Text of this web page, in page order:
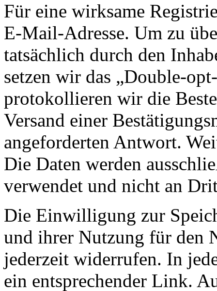
Für eine wirksame
E-Mail-Adresse. Um zu
tatsächlich durch den
setzen wir das „Double-
protokollieren wir die
Versand einer
angeforderten Antwort.
Die Daten werden
verwendet und nicht an
Die Einwilligung zur
und ihrer Nutzung für den
jederzeit widerrufen. In
ein entsprechender Link.